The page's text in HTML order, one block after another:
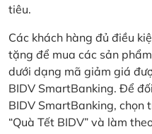
tiêu.
Các khách hàng đủ điều
tặng để mua các sản
dưới dạng mã giảm giá
BIDV SmartBanking. Để
BIDV SmartBanking, chọn
“Quà Tết BIDV” và làm